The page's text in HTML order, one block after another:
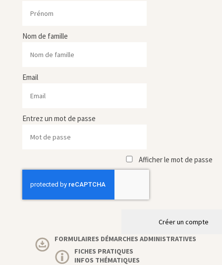
Nom de famille
Email
Entrez un mot de passe
Afficher le mot de passe
Créer un compte
FORMULAIRES DÉMARCHES ADMINISTRATIVES
FICHES PRATIQUES
INFOS THÉMATIQUES